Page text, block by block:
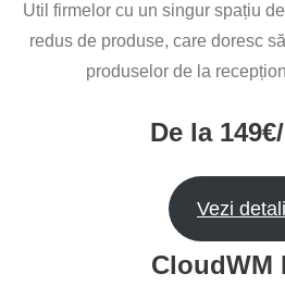
Util firmelor cu un singur spațiu
redus de produse, care doresc
produselor de la
De la
Vezi
CloudWM